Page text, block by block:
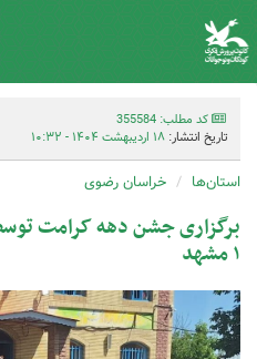
کد مطلب: 355584
تاریخ انتشار: ۱۸ اردیبهشت ۱۴۰۴ - ۱۰:۳۲
استان‌ها خراسان رضوی
برگزاری جشن‌ دهه کرامت
۱ مشهد